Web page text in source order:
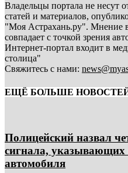
Владельцы портала не несут
статей и материалов,
"Моя Астрахань.ру". Мнение
совпадает с точкой зрения
Интернет-портал входит в
столица"
Свяжитесь с нами:
ЕЩЁ БОЛЬШЕ
Полицейский назвал
сигнала, указывающих
автомобиля